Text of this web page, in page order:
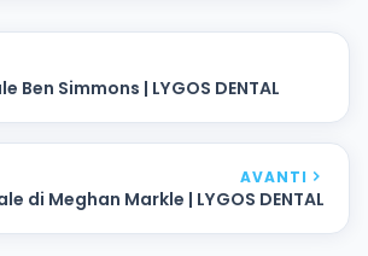
Ben Simmons | LYGOS DENTAL
AVANTI
di Meghan Markle | LYGOS DENTAL